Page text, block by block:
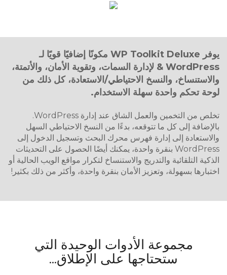
يوفر WP Toolkit Deluxe مكونًا إضافيًا قويًا لـ
WordPress & لإدارة السمات، وتقوية الأمان، والأتمتة،
والاستنساخ، والنسخ الاحتياطي/الاستعادة، كل ذلك من
لوحة تحكم واحدة سهلة الاستخدام.
تخلص من التخمين والعمل الشاق عند إدارة WordPress.
بالإضافة إلى كل ما تتوقعه، بدءًا من النسخ الاحتياطي السهل
والاستعادة إلى إدارة فهرس محرك البحث وتسجيل الدخول إلى
WordPress بنقرة واحدة، يمكنك أيضًا الحصول على التحديثات
الذكية التلقائية والتدريج والاستنساخ لتكرار مواقع الويب الحالية أو
اختبارها بسهولة، وتعزيز الأمان بنقرة واحدة، وأكثر من ذلك بكثير!
مجموعة الأدوات الوحيدة التي
ستحتاجها على الإطلاق...